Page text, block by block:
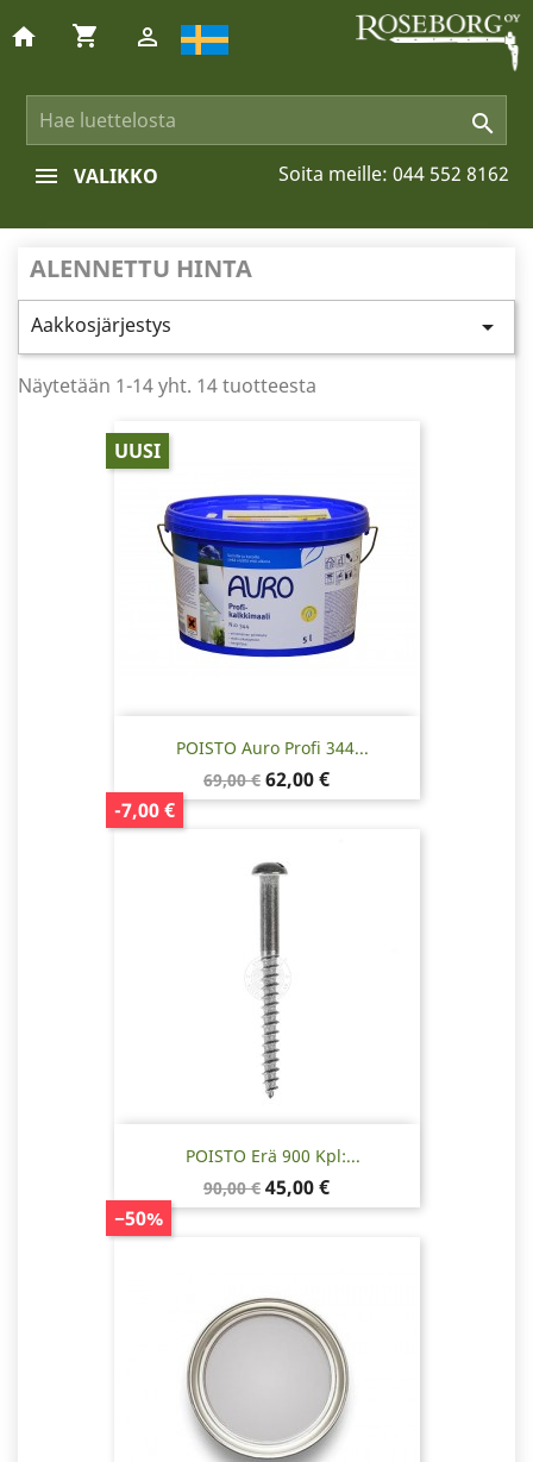

home shopping_cart 
Soita meille: 044 552 8162
VALIKKO
ALENNETTU HINTA
Aakkosjärjestys 
Näytetään 1-14 yht. 14 tuotteesta
POISTO Auro Profi 344...
Normaalihinta
69,00 €
-7,00 €
Hinta
62,00 €
UUSI
POISTO Erä 900 Kpl:...
Normaalihinta
90,00 €
−50%
Hinta
45,00 €